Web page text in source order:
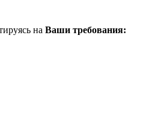
на Ваши требования: